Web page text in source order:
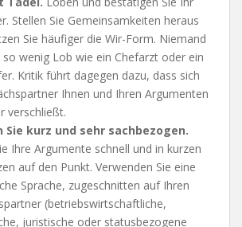
Stellen Sie Gemeinsamkeiten heraus
Sie häufiger die Wir-Form. Niemand
wenig Lob wie ein Chefarzt oder ein
Kritik führt dagegen dazu, dass sich
Ihnen und Ihren Argumenten
verschließt.
Sie kurz und sehr sachbezogen.
Ihre Argumente schnell und in kurzen
auf den Punkt. Verwenden Sie eine
Sprache, zugeschnitten auf Ihren
(betriebswirtschaftliche,
juristische oder statusbezogene